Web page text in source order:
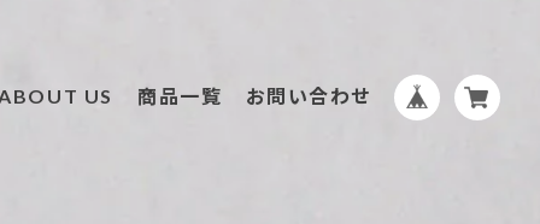
US 商品一覧 お問い合わせ